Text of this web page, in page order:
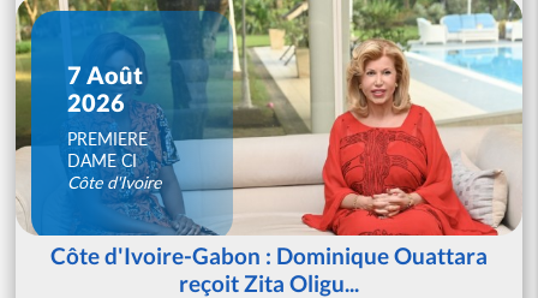
7 Août
2026
PREMIERE
DAME CI
Côte d'Ivoire
Côte d'Ivoire-Gabon : Dominique Ouattara
reçoit Zita Oligu...